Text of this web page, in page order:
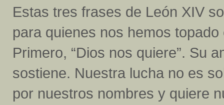
Estas tres frases de León XIV
para quienes nos hemos
Primero, “Dios nos quiere”. Su
sostiene. Nuestra lucha no es
por nuestros nombres y quiere